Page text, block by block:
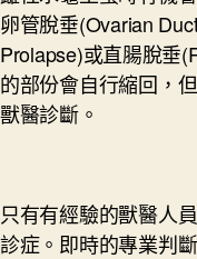
卵管脫垂(Ovarian
Prolapse)或直腸脫垂
的部份會自行縮回，
獸醫診斷。
只有有經驗的獸醫人
診症。即時的專業判